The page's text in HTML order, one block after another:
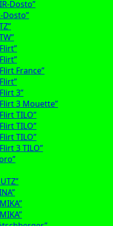
Dosto”
Dosto”
France”
3”
3 Mouette”
TILO”
TILO”
TILO”
3 TILO”